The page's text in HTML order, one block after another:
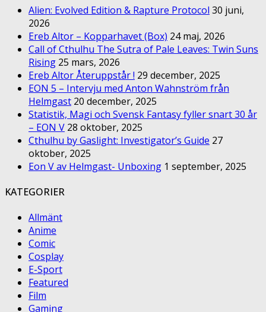
Alien: Evolved Edition & Rapture Protocol 30 juni,
2026
Ereb Altor – Kopparhavet (Box) 24 maj, 2026
Call of Cthulhu The Sutra of Pale Leaves: Twin Suns
Rising 25 mars, 2026
Ereb Altor Återuppstår ! 29 december, 2025
EON 5 – Intervju med Anton Wahnström från
Helmgast 20 december, 2025
Statistik, Magi och Svensk Fantasy fyller snart 30 år
– EON V 28 oktober, 2025
Cthulhu by Gaslight: Investigator’s Guide 27
oktober, 2025
Eon V av Helmgast- Unboxing 1 september, 2025
KATEGORIER
Allmänt
Anime
Comic
Cosplay
E-Sport
Featured
Film
Gaming